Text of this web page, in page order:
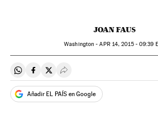
JOAN FAUS
Washington -APR14, 2015 - 09:39
Compartir en Whatsapp
Compartir en Facebook
Compartir en Twitter
Desplegar Redes Sociales
Añadir EL PAÍS en Google